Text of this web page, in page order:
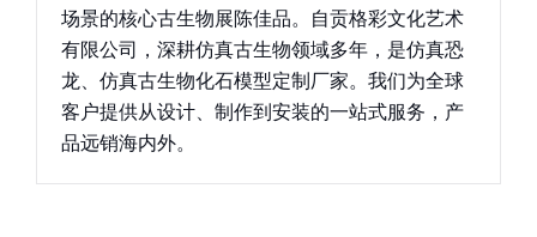
场景的核心古生物展陈佳品。自贡格彩文化艺术
有限公司，深耕仿真古生物领域多年，是仿真恐
龙、仿真古生物化石模型定制厂家。我们为全球
客户提供从设计、制作到安装的一站式服务，产
品远销海内外。